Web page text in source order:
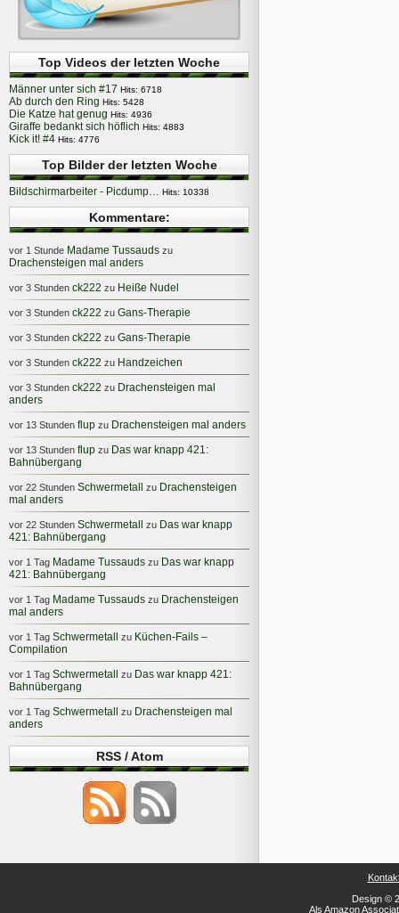
Top Videos der letzten Woche
Männer unter sich #17 Hits: 6718
Ab durch den Ring Hits: 5428
Die Katze hat genug Hits: 4936
Giraffe bedankt sich höflich Hits: 4883
Kick it! #4 Hits: 4776
Top Bilder der letzten Woche
Bildschirmarbeiter - Picdump… Hits: 10338
Kommentare:
vor 1 Stunde Madame Tussauds zu
Drachensteigen mal anders
vor 3 Stunden ck222 zu Heiße Nudel
vor 3 Stunden ck222 zu Gans-Therapie
vor 3 Stunden ck222 zu Gans-Therapie
vor 3 Stunden ck222 zu Handzeichen
vor 3 Stunden ck222 zu Drachensteigen mal
anders
vor 13 Stunden flup zu Drachensteigen mal anders
vor 13 Stunden flup zu Das war knapp 421:
Bahnübergang
vor 22 Stunden Schwermetall zu Drachensteigen
mal anders
vor 22 Stunden Schwermetall zu Das war knapp
421: Bahnübergang
vor 1 Tag Madame Tussauds zu Das war knapp
421: Bahnübergang
vor 1 Tag Madame Tussauds zu Drachensteigen
mal anders
vor 1 Tag Schwermetall zu Küchen-Fails –
Compilation
vor 1 Tag Schwermetall zu Das war knapp 421:
Bahnübergang
vor 1 Tag Schwermetall zu Drachensteigen mal
anders
RSS / Atom
Design ©
Als Amazon